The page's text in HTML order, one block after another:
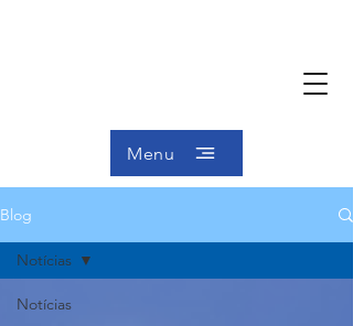
Menu
Blog
Notícias
Notícias